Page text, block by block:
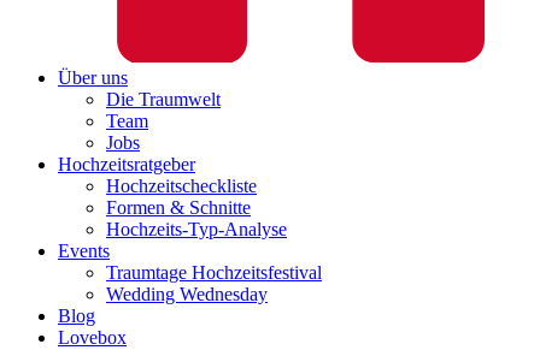
Über uns
Die Traumwelt
Team
Jobs
Hochzeitsratgeber
Hochzeitscheckliste
Formen & Schnitte
Hochzeits-Typ-Analyse
Events
Traumtage Hochzeitsfestival
Wedding Wednesday
Blog
Lovebox